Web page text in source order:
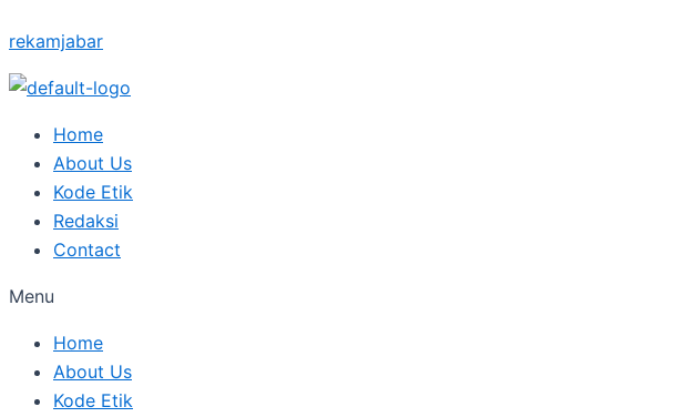
to
content
rekamjabar
Home
About Us
Kode Etik
Redaksi
Contact
Menu
Home
About Us
Kode Etik
here..